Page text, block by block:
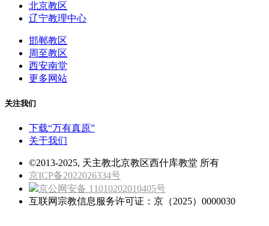
北京教区
辽宁教理中心
邯郸教区
周至教区
西安南堂
更多网站
关注我们
下载“万有真原”
关于我们
©2013-2025, 天主教北京教区西什库教堂 所有
京ICP备2022026334号
京公网安备 11010202010405号
互联网宗教信息服务许可证：京（2025）0000030